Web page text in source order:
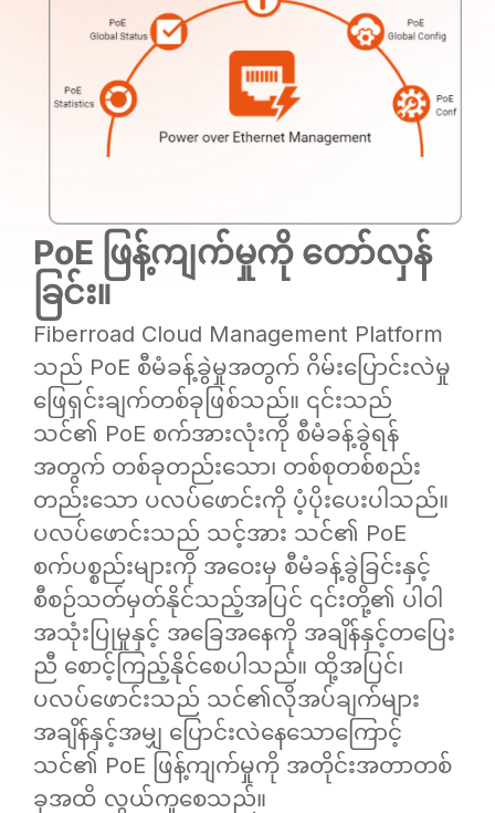
PoE ဖြန့်ကျက်မှုကို တော်လှန်
ခြင်း။
Fiberroad Cloud Management Platform
သည် PoE စီမံခန့်ခွဲမှုအတွက် ဂိမ်းပြောင်းလဲမှု
ဖြေရှင်းချက်တစ်ခုဖြစ်သည်။ ၎င်းသည်
သင်၏ PoE စက်အားလုံးကို စီမံခန့်ခွဲရန်
အတွက် တစ်ခုတည်းသော၊ တစ်စုတစ်စည်း
တည်းသော ပလပ်ဖောင်းကို ပံ့ပိုးပေးပါသည်။
ပလပ်ဖောင်းသည် သင့်အား သင်၏ PoE
စက်ပစ္စည်းများကို အဝေးမှ စီမံခန့်ခွဲခြင်းနှင့်
စီစဉ်သတ်မှတ်နိုင်သည့်အပြင် ၎င်းတို့၏ ပါဝါ
အသုံးပြုမှုနှင့် အခြေအနေကို အချိန်နှင့်တပြေး
ညီ စောင့်ကြည့်နိုင်စေပါသည်။ ထို့အပြင်၊
ပလပ်ဖောင်းသည် သင်၏လိုအပ်ချက်များ
အချိန်နှင့်အမျှ ပြောင်းလဲနေသောကြောင့်
သင်၏ PoE ဖြန့်ကျက်မှုကို အတိုင်းအတာတစ်
ခုအထိ လွယ်ကူစေသည်။